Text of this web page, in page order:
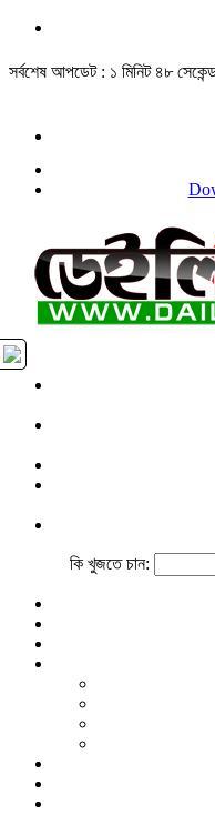
সর্বশেষ আপডেট : ১ মিনিট ৪৮
কি খুজতে চান: